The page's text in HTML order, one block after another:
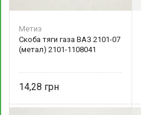
Метиз
Скоба тяги газа ВАЗ 2101-07
(метал) 2101-1108041
14,28